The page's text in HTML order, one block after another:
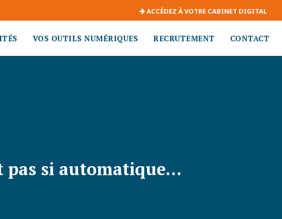
ACCÉDEZ À VOTRE CABINET DIGITAL
VOS OUTILS NUMÉRIQUES RECRUTEMENT CONTACT
pas si automatique…